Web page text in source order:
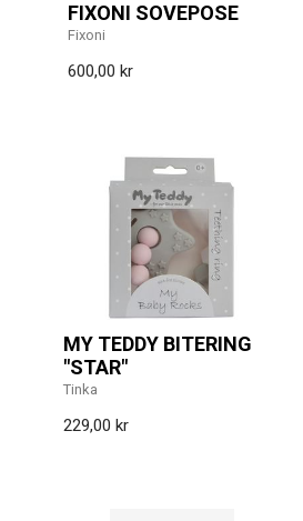
FIXONI SOVEPOSE
Fixoni
600,00 kr
MY TEDDY BITERING
"STAR"
Tinka
229,00 kr